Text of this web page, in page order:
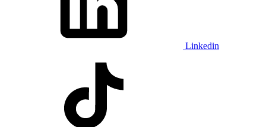
Linkedin